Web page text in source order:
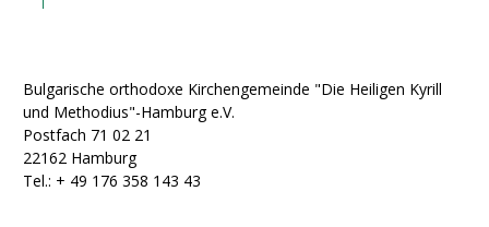
Bulgarische orthodoxe Kirchengemeinde "Die Heiligen Kyrill
und Methodius"-Hamburg e.V.
Postfach 71 02 21
22162 Hamburg
Tel.: + ‭49 176 358 143 43‬